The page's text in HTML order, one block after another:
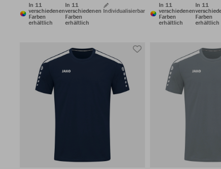
In 11
verschiedenen
Farben
erhältlich
In 11
verschiedenen
Farben
erhältlich
Individualisierbar
In 11
verschiedenen
Farben
erhältlich
In 11
Farben
erhältlich